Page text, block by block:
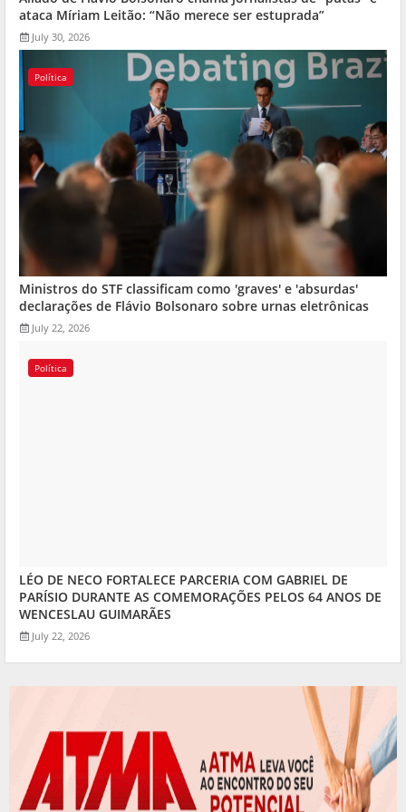
ataca Míriam Leitão: “Não merece ser estuprada”
July 30, 2026
Política
Ministros do STF classificam como 'graves' e 'absurdas'
declarações de Flávio Bolsonaro sobre urnas eletrônicas
July 22, 2026
Política
LÉO DE NECO FORTALECE PARCERIA COM GABRIEL DE
PARÍSIO DURANTE AS COMEMORAÇÕES PELOS 64 ANOS DE
WENCESLAU GUIMARÃES
July 22, 2026